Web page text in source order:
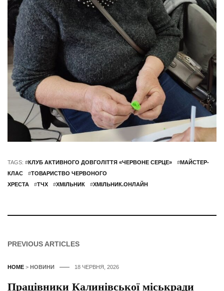
TAGS: #КЛУБ АКТИВНОГО ДОВГОЛІТТЯ «ЧЕРВОНЕ СЕРЦЕ» #МАЙСТЕР-
КЛАС
#ТОВАРИСТВО ЧЕРВОНОГО
ХРЕСТА
#ТЧХ #ХМІЛЬНИК #ХМІЛЬНИК.ОНЛАЙН
PREVIOUS ARTICLES
HOME > НОВИНИ 18 ЧЕРВНЯ, 2026
Працівники Калинівської міськради